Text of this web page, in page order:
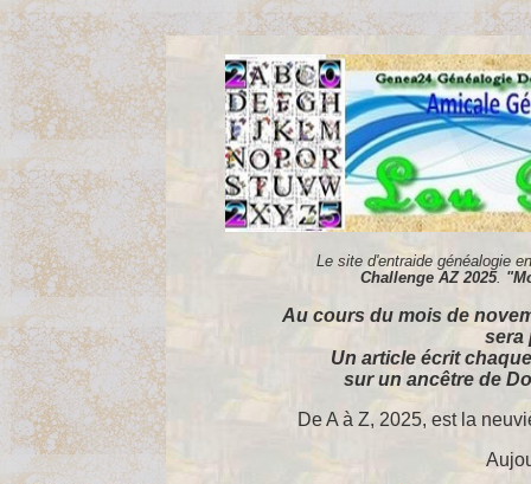
Le site d'entraide généalogie
Challenge AZ 2025.
Au cours du mois de
sera
Un article écrit
sur un ancêtre de
De A à Z, 2025, est la